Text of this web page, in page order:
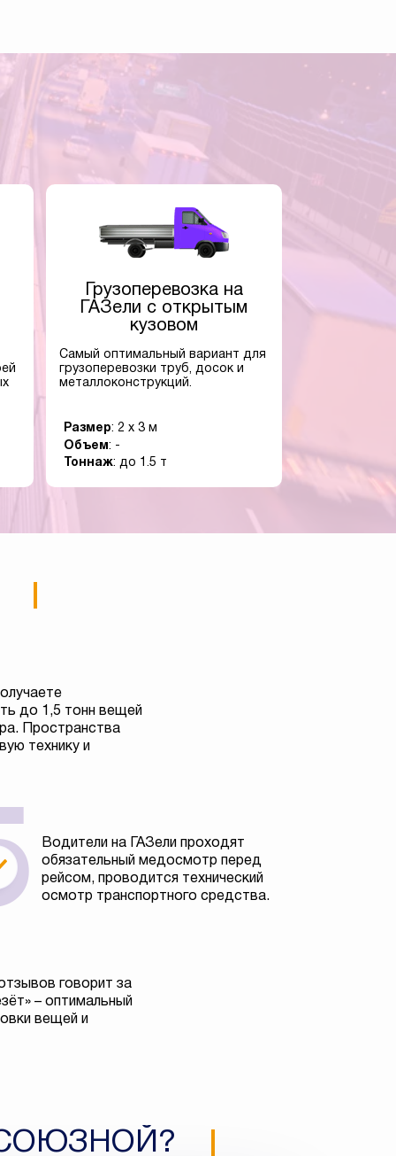
Грузоперевозка на
ГАЗели с открытым
кузовом
Самый оптимальный вариант для
грузоперевозки труб, досок и
металлоконструкций.
Размер: 2 x 3 м
Объем: -
Тоннаж: до 1.5 т
до 1,5 тонн вещей
Пространства
технику и
Водители на ГАЗели проходят
обязательный медосмотр перед
рейсом, проводится технический
осмотр транспортного средства.
говорит за
– оптимальный
вещей и